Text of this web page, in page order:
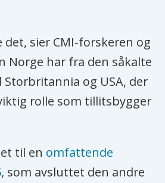
det, sier CMI-forskeren og
Norge har fra den såkalte
Storbritannia og USA, der
rolle som tillitsbygger
til en omfattende
, som avsluttet den andre